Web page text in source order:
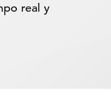
real y